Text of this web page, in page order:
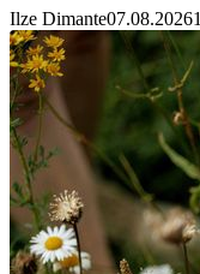
Ilze Dimante07.08.20261